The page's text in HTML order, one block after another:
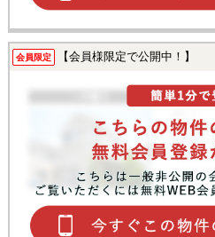
会員限定 【会員様限定で公開中！】